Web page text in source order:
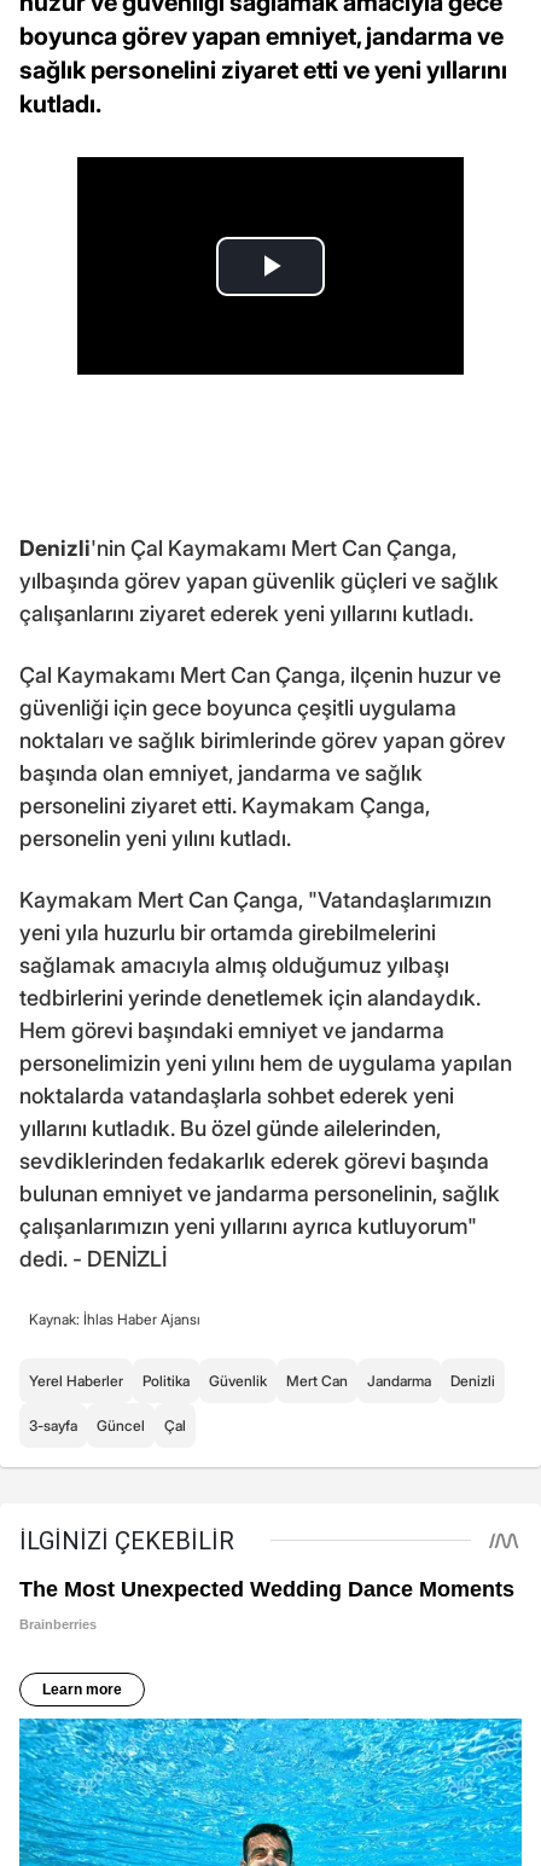
boyunca görev yapan emniyet, jandarma ve
sağlık personelini ziyaret etti ve yeni yıllarını
kutladı.
Denizli'nin Çal Kaymakamı Mert Can Çanga,
yılbaşında görev yapan güvenlik güçleri ve sağlık
çalışanlarını ziyaret ederek yeni yıllarını kutladı.
Çal Kaymakamı Mert Can Çanga, ilçenin huzur ve
güvenliği için gece boyunca çeşitli uygulama
noktaları ve sağlık birimlerinde görev yapan görev
başında olan emniyet, jandarma ve sağlık
personelini ziyaret etti. Kaymakam Çanga,
personelin yeni yılını kutladı.
Kaymakam Mert Can Çanga, "Vatandaşlarımızın
yeni yıla huzurlu bir ortamda girebilmelerini
sağlamak amacıyla almış olduğumuz yılbaşı
tedbirlerini yerinde denetlemek için alandaydık.
Hem görevi başındaki emniyet ve jandarma
personelimizin yeni yılını hem de uygulama yapılan
noktalarda vatandaşlarla sohbet ederek yeni
yıllarını kutladık. Bu özel günde ailelerinden,
sevdiklerinden fedakarlık ederek görevi başında
bulunan emniyet ve jandarma personelinin, sağlık
çalışanlarımızın yeni yıllarını ayrıca kutluyorum"
dedi. - DENİZLİ
Kaynak: İhlas Haber Ajansı
Yerel Haberler Politika Güvenlik Mert Can Jandarma Denizli
3-sayfa Güncel Çal